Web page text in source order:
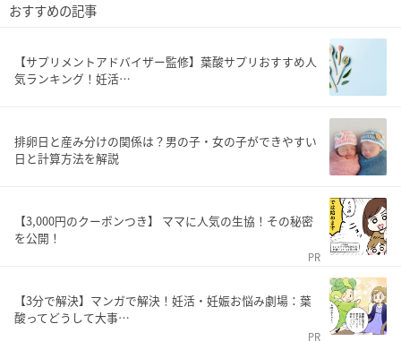
おすすめの記事
【サプリメントアドバイザー監修】葉酸サプリおすすめ人
気ランキング！妊活…
排卵日と産み分けの関係は？男の子・女の子ができやすい
日と計算方法を解説
【3,000円のクーポンつき】 ママに人気の生協！その秘密
を公開！
PR
【3分で解決】マンガで解決！妊活・妊娠お悩み劇場：葉
酸ってどうして大事…
PR